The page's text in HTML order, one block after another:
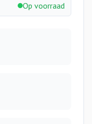
Op voorraad